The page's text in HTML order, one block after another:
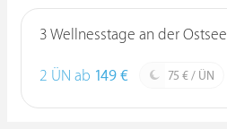
3 Wellnesstage an der Ostsee
2 ÜN ab 149 € 75 € / ÜN